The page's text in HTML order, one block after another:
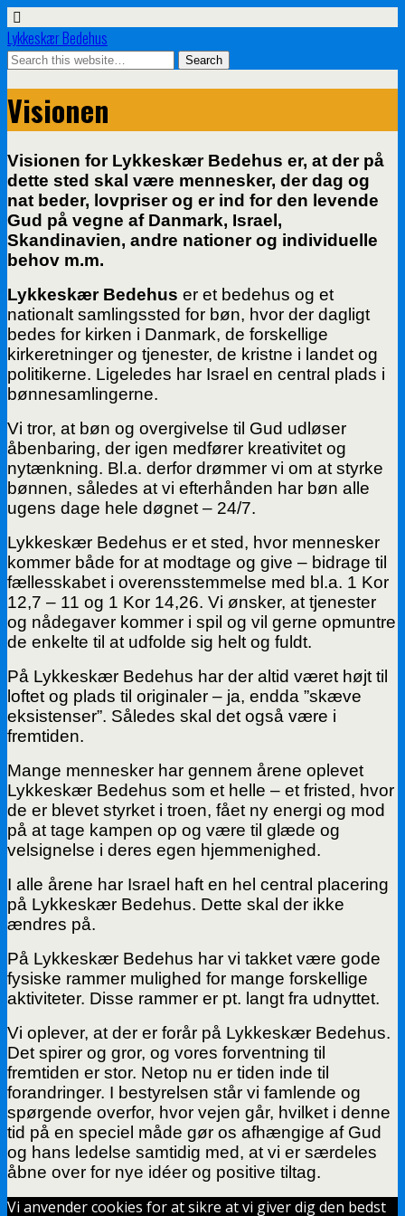
Lykkeskær Bedehus
Visionen
Visionen for Lykkeskær Bedehus er, at der på
dette sted skal være mennesker, der dag og
nat beder, lovpriser og er ind for den levende
Gud på vegne af Danmark, Israel,
Skandinavien, andre nationer og individuelle
behov m.m.
Lykkeskær Bedehus er et bedehus og et
nationalt samlingssted for bøn, hvor der dagligt
bedes for kirken i Danmark, de forskellige
kirkeretninger og tjenester, de kristne i landet og
politikerne. Ligeledes har Israel en central plads i
bønnesamlingerne.
Vi tror, at bøn og overgivelse til Gud udløser
åbenbaring, der igen medfører kreativitet og
nytænkning. Bl.a. derfor drømmer vi om at styrke
bønnen, således at vi efterhånden har bøn alle
ugens dage hele døgnet – 24/7.
Lykkeskær Bedehus er et sted, hvor mennesker
kommer både for at modtage og give – bidrage til
fællesskabet i overensstemmelse med bl.a. 1 Kor
12,7 – 11 og 1 Kor 14,26. Vi ønsker, at tjenester
og nådegaver kommer i spil og vil gerne opmuntre
de enkelte til at udfolde sig helt og fuldt.
På Lykkeskær Bedehus har der altid været højt til
loftet og plads til originaler – ja, endda ”skæve
eksistenser”. Således skal det også være i
fremtiden.
Mange mennesker har gennem årene oplevet
Lykkeskær Bedehus som et helle – et fristed, hvor
de er blevet styrket i troen, fået ny energi og mod
på at tage kampen op og være til glæde og
velsignelse i deres egen hjemmenighed.
I alle årene har Israel haft en hel central placering
på Lykkeskær Bedehus. Dette skal der ikke
ændres på.
På Lykkeskær Bedehus har vi takket være gode
fysiske rammer mulighed for mange forskellige
aktiviteter. Disse rammer er pt. langt fra udnyttet.
Vi oplever, at der er forår på Lykkeskær Bedehus.
Det spirer og gror, og vores forventning til
fremtiden er stor. Netop nu er tiden inde til
forandringer. I bestyrelsen står vi famlende og
spørgende overfor, hvor vejen går, hvilket i denne
tid på en speciel måde gør os afhængige af Gud
og hans ledelse samtidig med, at vi er særdeles
åbne over for nye idéer og positive tiltag.
Vi anvender cookies for at sikre at vi giver dig den bedst